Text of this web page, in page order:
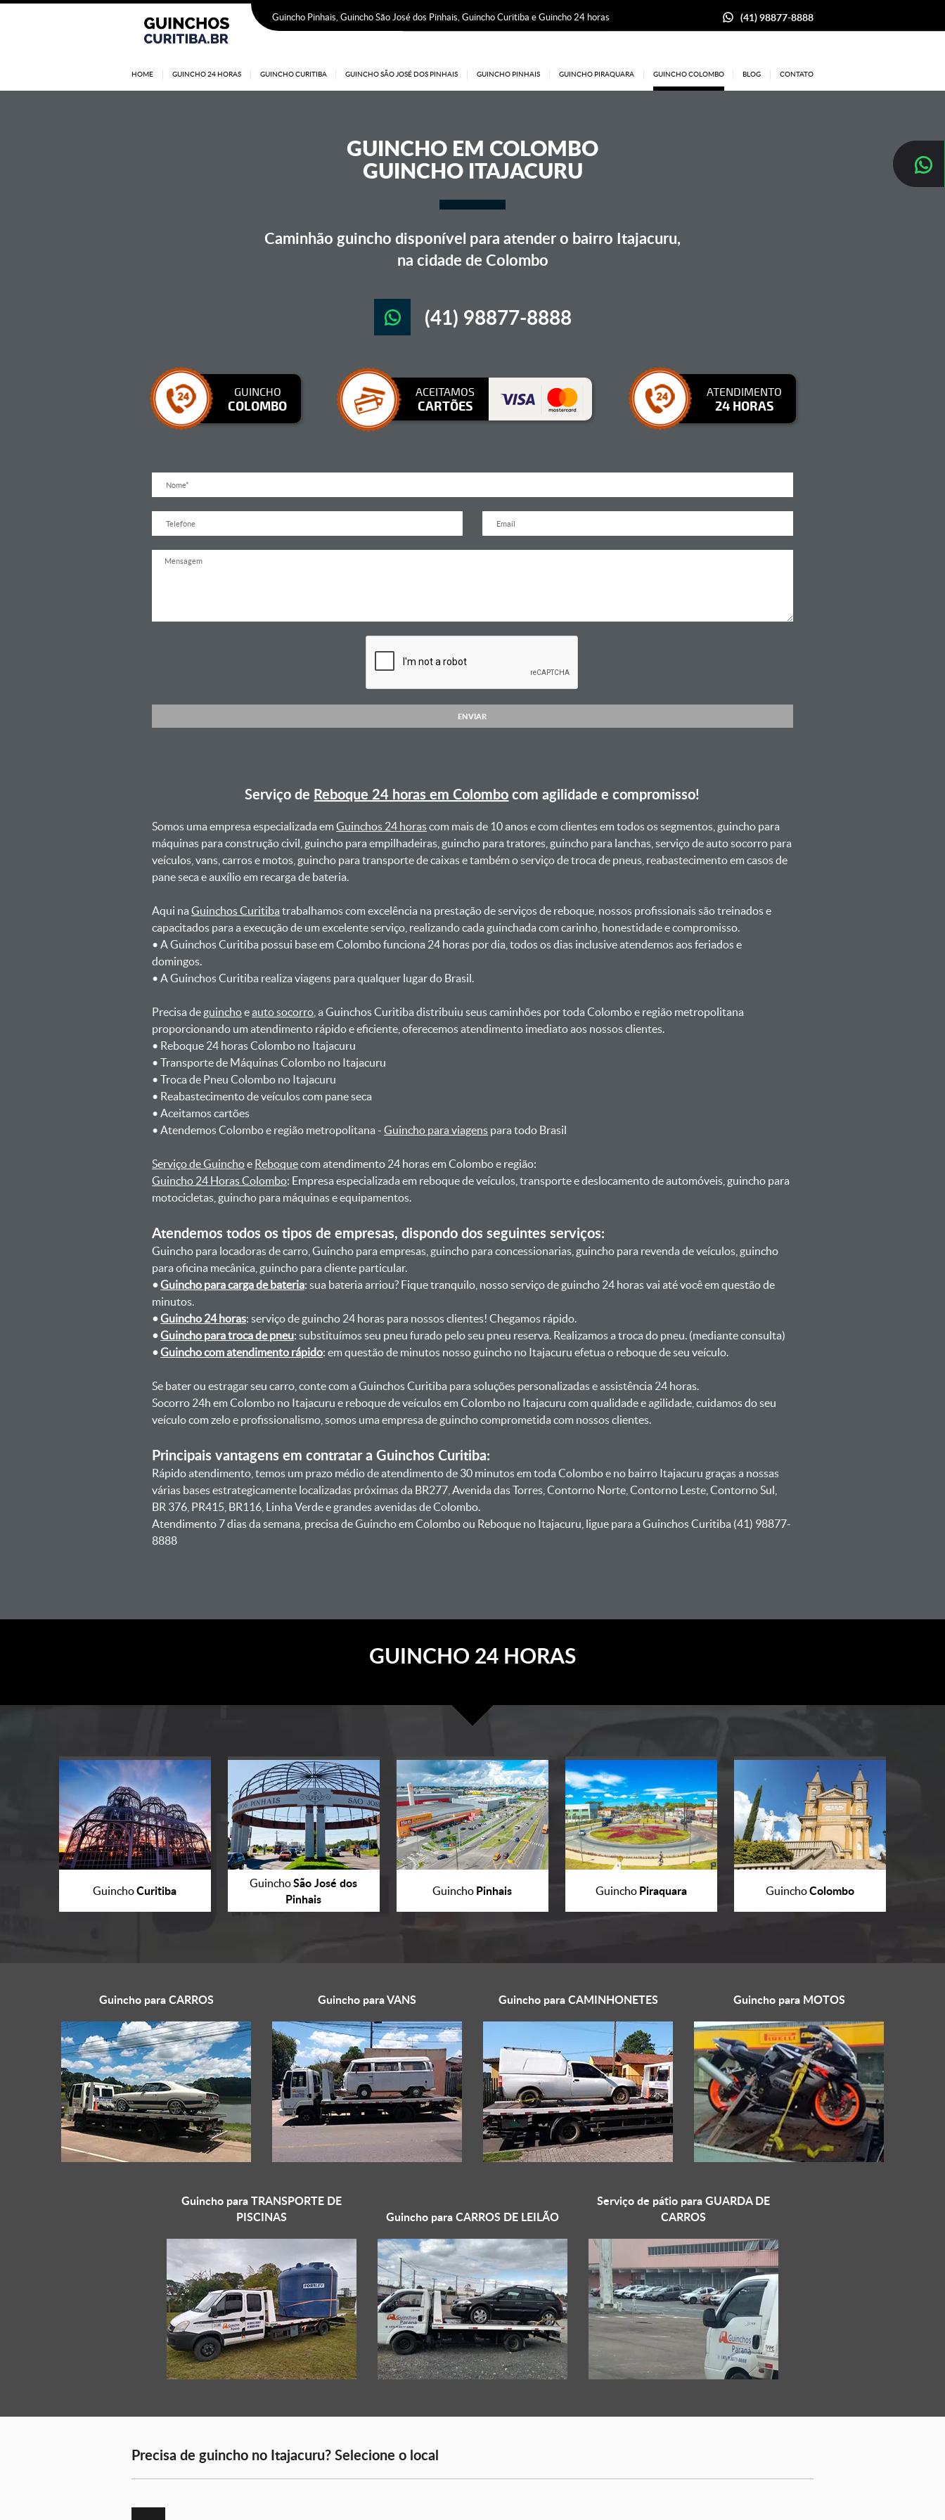
Guincho Pinhais, Guincho São José dos Pinhais, Guincho Curitiba e Guincho 24 horas (41) 98877-8888
HOME GUINCHO 24 HORAS GUINCHO CURITIBA GUINCHO SÃO JOSÉ DOS PINHAIS GUINCHO PINHAIS GUINCHO PIRAQUARA GUINCHO COLOMBO BLOG CONTATO
GUINCHO EM COLOMBO
GUINCHO ITAJACURU
Caminhão guincho disponível para atender o bairro Itajacuru,
na cidade de Colombo
(41) 98877-8888
GUINCHO
COLOMBO
ACEITAMOS
CARTÕES
ATENDIMENTO
24 HORAS
ENVIAR
Serviço de Reboque 24 horas em Colombocom agilidade e compromisso!
Somos uma empresa especializada emGuinchos 24 horascom mais de 10 anos e com clientes em todos os segmentos, guincho para
máquinas para construção civil, guincho para empilhadeiras, guincho para tratores, guincho para lanchas, serviço de auto socorro para
veículos, vans, carros e motos, guincho para transporte de caixas e também o serviço de troca de pneus, reabastecimento em casos de
pane seca e auxílio em recarga de bateria. ㅤㅤ
Aqui naGuinchos Curitiba trabalhamos com excelência na prestação de serviços de reboque, nossos profissionais são treinados e
capacitados para a execução de um excelente serviço, realizando cada guinchada com carinho, honestidade e compromisso.
ㅤㅤ• A Guinchos Curitiba possui base em Colombo funciona 24 horas por dia, todos os dias inclusive atendemos aos feriados e
domingos.
ㅤㅤ• A Guinchos Curitiba realiza viagens para qualquer lugar do Brasil.
Precisa de guinchoeauto socorro , a Guinchos Curitiba distribuiu seus caminhões por toda Colombo e região metropolitana
proporcionando um atendimento rápido e eficiente, oferecemos atendimento imediato aos nossos clientes.
ㅤㅤ• Reboque 24 horas Colombo no Itajacuru
ㅤㅤ• Transporte de Máquinas Colombo no Itajacuru
ㅤㅤ• Troca de Pneu Colombo no Itajacuru
ㅤㅤ• Reabastecimento de veículos com pane seca
ㅤㅤ• Aceitamos cartões
ㅤㅤ• Atendemos Colombo e região metropolitana -Guincho para viagens para todo Brasil
Serviço de Guinchoe Reboquecom atendimento 24 horas em Colombo e região:
Guincho 24 Horas Colombo: Empresa especializada em reboque de veículos, transporte e deslocamento de automóveis, guincho para
motocicletas, guincho para máquinas e equipamentos.
Atendemos todos os tipos de empresas, dispondo dos seguintes serviços:
Guincho para locadoras de carro, Guincho para empresas, guincho para concessionarias, guincho para revenda de veículos, guincho
para oficina mecânica, guincho para cliente particular.
•Guincho para carga de bateria: sua bateria arriou? Fique tranquilo, nosso serviço de guincho 24 horas vai até você em questão de
minutos.
•Guincho 24 horas: serviço de guincho 24 horas para nossos clientes! Chegamos rápido.
•Guincho para troca de pneu: substituímos seu pneu furado pelo seu pneu reserva. Realizamos a troca do pneu. (mediante consulta)
•Guincho com atendimento rápido: em questão de minutos nosso guincho no Itajacuru efetua o reboque de seu veículo.
Se bater ou estragar seu carro, conte com a Guinchos Curitiba para soluções personalizadas e assistência 24 horas.
Socorro 24h em Colombo no Itajacuru e reboque de veículos em Colombo no Itajacuru com qualidade e agilidade, cuidamos do seu
veículo com zelo e profissionalismo, somos uma empresa de guincho comprometida com nossos clientes.
Principais vantagens em contratar a Guinchos Curitiba:
Rápido atendimento, temos um prazo médio de atendimento de 30 minutos em toda Colombo e no bairro Itajacuru graças a nossas
várias bases estrategicamente localizadas próximas da BR277, Avenida das Torres, Contorno Norte, Contorno Leste, Contorno Sul,
BR 376, PR415, BR116, Linha Verde e grandes avenidas de Colombo.
Atendimento 7 dias da semana, precisa de Guincho em Colombo ou Reboque no Itajacuru, ligue para a Guinchos Curitiba (41) 98877-
8888
GUINCHO 24 HORAS
GuinchoCuritiba GuinchoSão José dos
Pinhais
Guincho Pinhais Guincho Piraquara GuinchoColombo
Guincho paraCARROS Guincho paraVANS Guincho paraCAMINHONETES Guincho para MOTOS
Guincho paraTRANSPORTE DE
PISCINAS
Guincho paraCARROS DE LEILÃO
Serviço de pátio paraGUARDA DE
CARROS
Precisa de guincho no Itajacuru? Selecione o local